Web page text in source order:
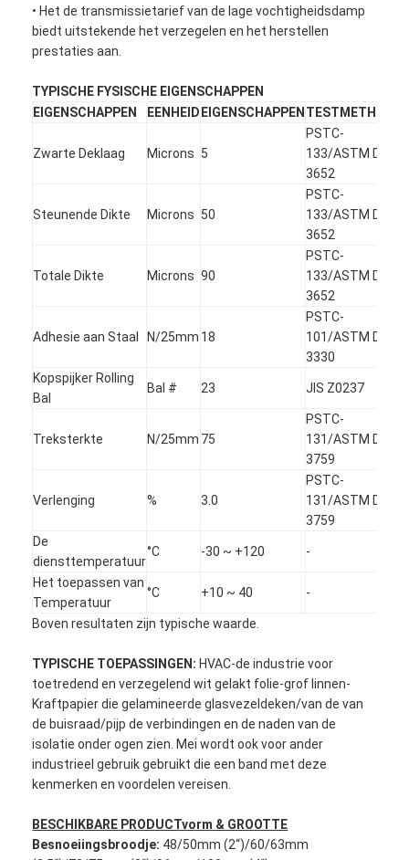
Huis
Ongeveer ons
• Het de transmissietarief van de lage vochtigheidsdamp
biedt uitstekende het verzegelen en het herstellen
prestaties aan.
TYPISCHE FYSISCHE EIGENSCHAPPEN
EIGENSCHAPPEN
EENHEID EIGENSCHAPPEN TESTMETHODE
Zwarte Deklaag Microns 5
PSTC-
133/ASTM D
3652
Steunende Dikte Microns 50
PSTC-
133/ASTM D
3652
Totale Dikte Microns 90
PSTC-
133/ASTM D
3652
Adhesie aan Staal N/25mm 18
PSTC-
101/ASTM D
3330
Kopspijker Rolling
Bal
Bal # 23 JIS Z0237
Treksterkte N/25mm 75
PSTC-
131/ASTM D
3759
Verlenging % 3.0
PSTC-
131/ASTM D
3759
De
diensttemperatuur
°C -30 ~ +120 -
Het toepassen van
Temperatuur
°C +10 ~ 40 -
Boven resultaten zijn typische waarde.
TYPISCHE TOEPASSINGEN: HVAC-de industrie voor
toetredend en verzegelend wit gelakt folie-grof linnen-
Kraftpapier die gelamineerde glasvezeldeken/van de van
de buisraad/pijp de verbindingen en de naden van de
isolatie onder ogen zien. Mei wordt ook voor ander
industrieel gebruik gebruikt die een band met deze
kenmerken en voordelen vereisen.
BESCHIKBARE PRODUCTvorm & GROOTTE
Besnoeiingsbroodje: 48/50mm (2“)/60/63mm